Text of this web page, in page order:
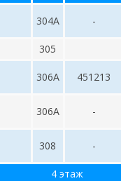
304А -
305
306А 451213
306А -
308 -
4 этаж